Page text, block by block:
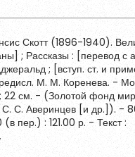
Скотт (1896-1940).
; Рассказы : [перевод с
; [вступ. ст. и
М. М. Коренева. -
см. - (Золотой фонд
С. С. Аверинцев [и др.]). -
пер.) : 121.00 р. - Текст :